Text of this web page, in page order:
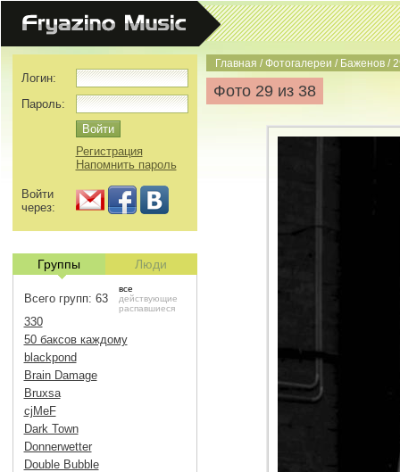
Главная /Фотогалереи / Баженов /
Фото 29 из 38
Логин:
Пароль:
Регистрация
Напомнить пароль
Войти
через:
Группы Люди
Всего групп: 63
все
действующие
распавшиеся
330
50 баксов каждому
blackpond
Brain Damage
Bruxsa
cjMeF
Dark Town
Donnerwetter
Double Bubble